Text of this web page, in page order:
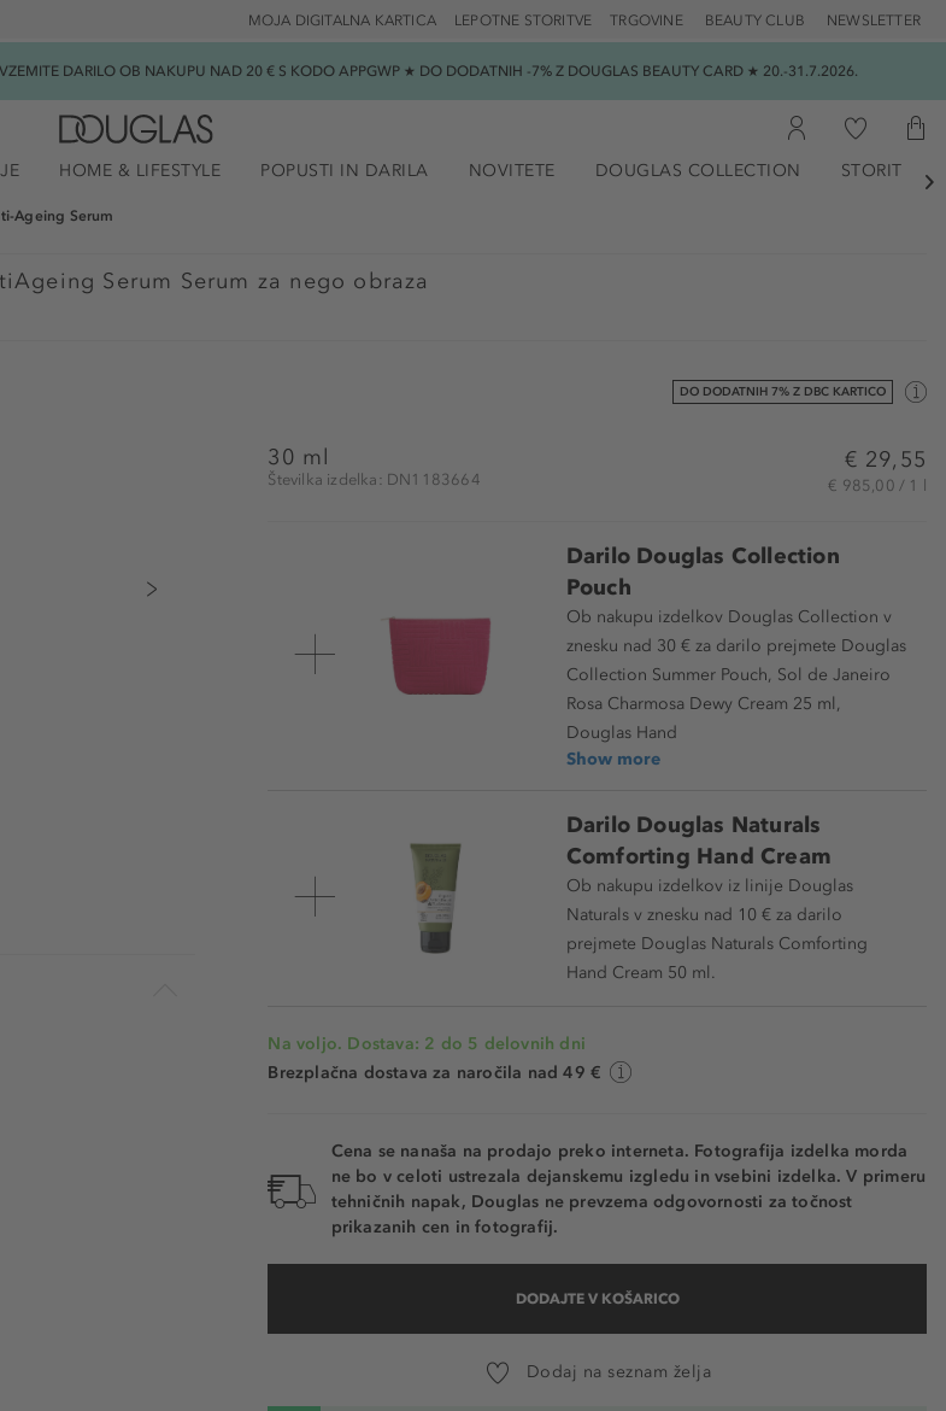
TRGOVINE BEAUTY CLUB NEWSLETTER
LEPOTNE STORITVE
MOJA DIGITALNA KARTICA
DARILO OB NAKUPU NAD 20 € S KODO APPGWP ★ DO DODATNIH -7% Z DOUGLAS BEAUTY CARD ★ 20.-31.7.2026.
HOME & LIFESTYLE POPUSTI IN DARILA NOVITETE DOUGLAS COLLECTION STORITVE

Ageing Serum
Serum Serum za nego obraza
DO DODATNIH 7% Z DBC KARTICO
30 ml
Številka izdelka: DN1183664
€ 29,55
€ 985,00 / 1 l
Darilo Douglas Collection
Pouch
Ob nakupu izdelkov Douglas Collection v
znesku nad 30 € za darilo prejmete Douglas
Collection Summer Pouch, Sol de Janeiro
Rosa Charmosa Dewy Cream 25 ml,
Douglas Hand
Show more
Darilo Douglas Naturals
Comforting Hand Cream
Ob nakupu izdelkov iz linije Douglas
Naturals v znesku nad 10 € za darilo
prejmete Douglas Naturals Comforting
Hand Cream 50 ml.
Na voljo. Dostava: 2 do 5 delovnih dni
Brezplačna dostava za naročila nad 49 €
Cena se nanaša na prodajo preko interneta. Fotografija izdelka morda
ne bo v celoti ustrezala dejanskemu izgledu in vsebini izdelka. V primeru
tehničnih napak, Douglas ne prevzema odgovornosti za točnost
prikazanih cen in fotografij.
DODAJTE V KOŠARICO
Dodaj na seznam želja